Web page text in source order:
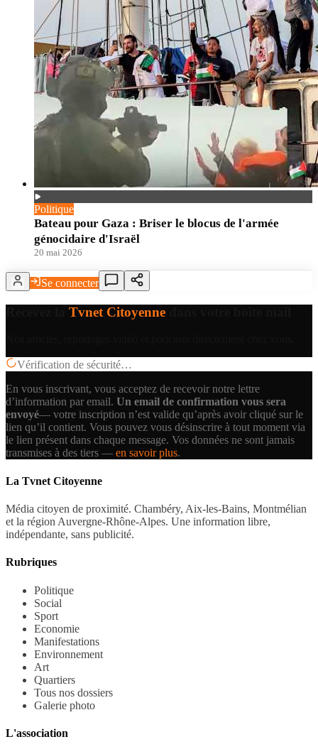
Politique
Bateau pour Gaza : Briser le blocus de l'armée
génocidaire d'Israël
20 mai 2026
Se connecter
Tvnet Citoyenne
Vérification de sécurité…
En vous inscrivant, vous acceptez de recevoir notre lettre
d’information par email. Un email de confirmation vous sera
envoyé— votre inscription n’est valide qu’après avoir cliqué sur le
lien qu’il contient. Vous pouvez vous désinscrire à tout moment via
le lien présent dans chaque message. Vos données ne sont jamais
transmises à des tiers — en savoir plus.
La Tvnet Citoyenne
Média citoyen de proximité. Chambéry, Aix-les-Bains, Montmélian
et la région Auvergne-Rhône-Alpes. Une information libre,
indépendante, sans publicité.
Rubriques
Politique
Social
Sport
Economie
Manifestations
Environnement
Art
Quartiers
Tous nos dossiers
Galerie photo
L'association